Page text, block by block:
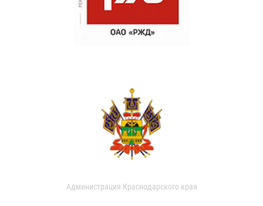
Администрация Краснодарского края